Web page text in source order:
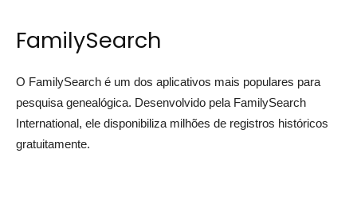
FamilySearch
O FamilySearch é um dos aplicativos mais populares para
pesquisa genealógica. Desenvolvido pela FamilySearch
International, ele disponibiliza milhões de registros históricos
gratuitamente.